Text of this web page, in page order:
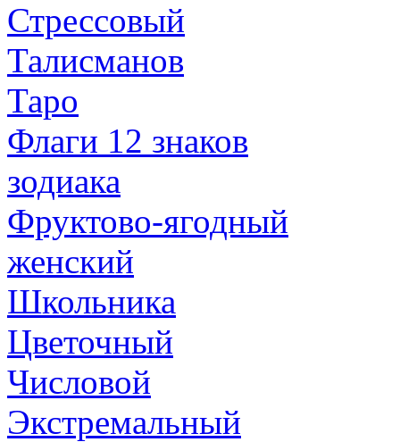
Стрессовый
Талисманов
Таро
Флаги 12 знаков
зодиака
Фруктово-ягодный
женский
Школьника
Цветочный
Числовой
Экстремальный